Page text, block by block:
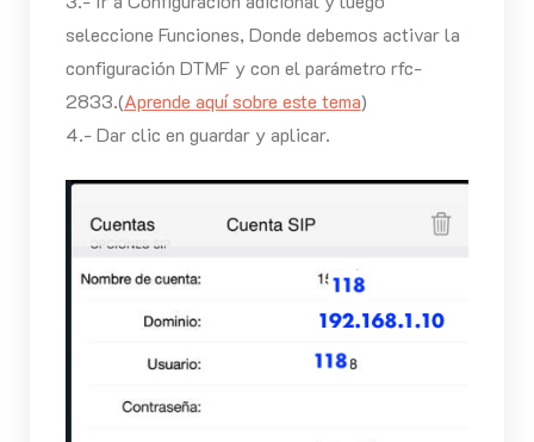
seleccione Funciones, Donde debemos activar la
configuración DTMF y con el parámetro rfc-
2833.(Aprende aquí sobre este tema)
4.- Dar clic en guardar y aplicar.